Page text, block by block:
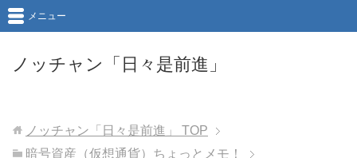
ノッチャン「日々是前進」
メニュー
ノッチャン「日々是前進」
TOP
暗号資産（仮想通貨）ちょっとメモ！